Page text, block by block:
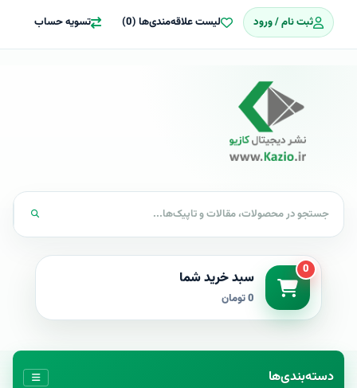
ثبت نام / ورود لیست علاقه‌مندی‌ها (0) تسویه حساب
0 سبد خرید شما
0 تومان
دسته‌بندی‌ها